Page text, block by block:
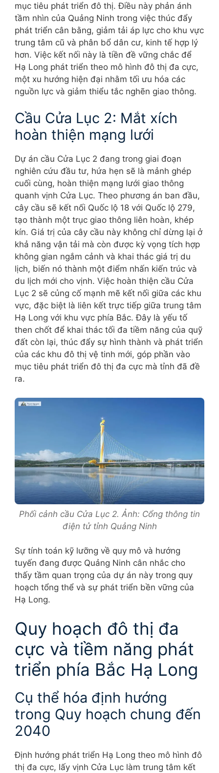
mục tiêu phát triển đô thị. Điều này phản ánh
tầm nhìn của Quảng Ninh trong việc thúc đẩy
phát triển cân bằng, giảm tải áp lực cho khu vực
trung tâm cũ và phân bổ dân cư, kinh tế hợp lý
hơn. Việc kết nối này là tiền đề vững chắc để
Hạ Long phát triển theo mô hình đô thị đa cực,
một xu hướng hiện đại nhằm tối ưu hóa các
nguồn lực và giảm thiểu tắc nghẽn giao thông.
Cầu Cửa Lục 2: Mắt xích
hoàn thiện mạng lưới
Dự án cầu Cửa Lục 2 đang trong giai đoạn
nghiên cứu đầu tư, hứa hẹn sẽ là mảnh ghép
cuối cùng, hoàn thiện mạng lưới giao thông
quanh vịnh Cửa Lục. Theo phương án ban đầu,
cây cầu sẽ kết nối Quốc lộ 18 với Quốc lộ 279,
tạo thành một trục giao thông liên hoàn, khép
kín. Giá trị của cây cầu này không chỉ dừng lại ở
khả năng vận tải mà còn được kỳ vọng tích hợp
không gian ngắm cảnh và khai thác giá trị du
lịch, biến nó thành một điểm nhấn kiến trúc và
du lịch mới cho vịnh. Việc hoàn thiện cầu Cửa
Lục 2 sẽ củng cố mạnh mẽ kết nối giữa các khu
vực, đặc biệt là liên kết trực tiếp giữa trung tâm
Hạ Long với khu vực phía Bắc. Đây là yếu tố
then chốt để khai thác tối đa tiềm năng của quỹ
đất còn lại, thúc đẩy sự hình thành và phát triển
của các khu đô thị vệ tinh mới, góp phần vào
mục tiêu phát triển đô thị đa cực mà tỉnh đã đề
ra.
Phối cảnh cầu Cửa Lục 2. Ảnh: Cổng thông tin
điện tử tỉnh Quảng Ninh
Sự tính toán kỹ lưỡng về quy mô và hướng
tuyến đang được Quảng Ninh cân nhắc cho
thấy tầm quan trọng của dự án này trong quy
hoạch tổng thể và sự phát triển bền vững của
Hạ Long.
Quy hoạch đô thị đa
cực và tiềm năng phát
triển phía Bắc Hạ Long
Cụ thể hóa định hướng
trong Quy hoạch chung đến
2040
Định hướng phát triển Hạ Long theo mô hình đô
thị đa cực, lấy vịnh Cửa Lục làm trung tâm kết